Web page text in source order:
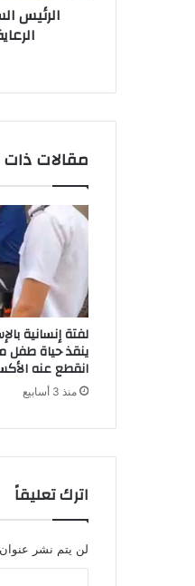
الرئيس
مقالات
لفتة إنسانية
ينقذ حياة
انقطع عنه
منذ 3 أسابيع
اترك تعليقاً
لن يتم نشر عنوان